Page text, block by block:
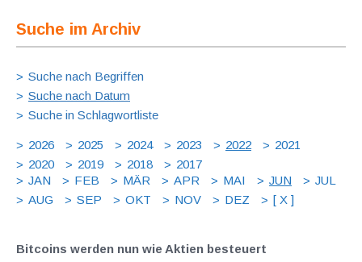
Suche im Archiv
Suche nach Begriffen
Suche nach Datum
Suche in Schlagwortliste
2026 2025 2024 2023 2022
2021
2020
2019 2018
2017
JAN
FEB MÄR APR MAI JUN
JUL
AUG
SEP OKT NOV DEZ [ X ]
Bitcoins werden nun wie Aktien besteuert